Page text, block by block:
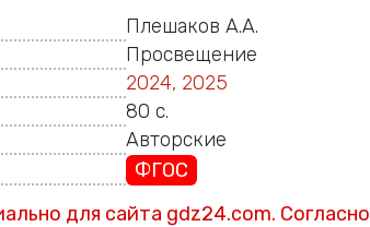
Плешаков А.А.
Просвещение
2024, 2025
80 с.
Авторские
ФГОС
для сайта gdz24.com. Согласно